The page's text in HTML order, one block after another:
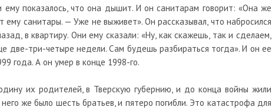
показалось, что она дышит. И он санитарам говорит: «Она же
санитары. — Уже не выживет». Он рассказывал, что набросился
в квартиру. Они ему сказали: «Ну, как скажешь, так и сделаем,
три-четыре недели. Сам будешь разбираться тогда». И он ее
года. А он умер в конце 1998-го.
их родителей, в Тверскую губернию, и до конца войны жили
же было шесть братьев, и пятеро погибли. Это катастрофа для